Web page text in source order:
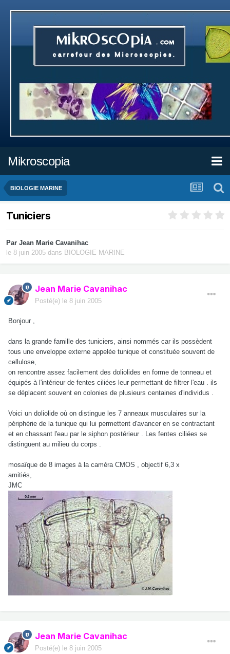
Mikroscopia
BIOLOGIE MARINE
Tuniciers
Par Jean Marie Cavanihac
le 8 juin 2005 dans BIOLOGIE MARINE
Jean Marie Cavanihac
Posté(e) le 8 juin 2005
Bonjour ,
dans la grande famille des tuniciers, ainsi nommés car ils possèdent
tous une enveloppe externe appelée tunique et constituée souvent de
cellulose,
on rencontre assez facilement des doliolides en forme de tonneau et
équipés à l'intérieur de fentes ciliées leur permettant de filtrer l'eau . ils
se déplacent souvent en colonies de plusieurs centaines d'individus .
Voici un doliolide où on distingue les 7 anneaux musculaires sur la
périphérie de la tunique qui lui permettent d'avancer en se contractant
et en chassant l'eau par le siphon postérieur . Les fentes ciliées se
distinguent au milieu du corps .
mosaïque de 8 images à la caméra CMOS , objectif 6,3 x
amitiés,
JMC
Jean Marie Cavanihac
Posté(e) le 8 juin 2005